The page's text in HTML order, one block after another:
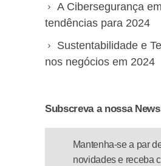
A Cibersegurança
tendências para 2024
Sustentabilidade e
nos negócios em 2024
Subscreva a nossa
Mantenha-se a par
novidades e receba